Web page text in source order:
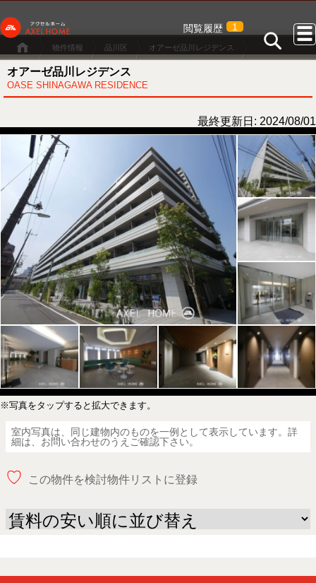
閲覧履歴 1
物件情報 品川区 オアーゼ品川レジデンス
オアーゼ品川レジデンス
OASE SHINAGAWA RESIDENCE
最終更新日: 2024/08/01
※写真をタップすると拡大できます。
室内写真は、同じ建物内のものを一例として表示しています。詳
細は、お問い合わせのうえご確認下さい。
♡ この物件を検討物件リストに登録